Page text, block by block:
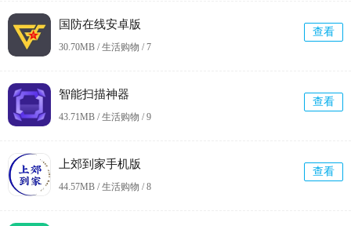
国防在线安卓版
30.70MB / 生活购物 /7
查看
智能扫描神器
43.71MB / 生活购物 /9
查看
上郊到家手机版
44.57MB / 生活购物 /8
查看